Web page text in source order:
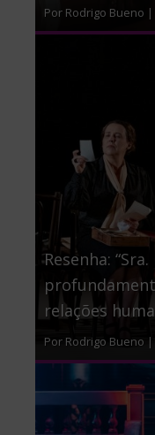
Por Rodrigo Bueno |
Resenha:
relações
Por Rodrigo Bueno |